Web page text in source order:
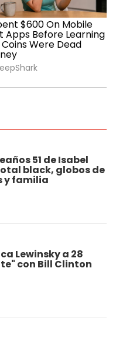
51 de Isabel
black, globos de
y familia
Lewinsky a 28
con Bill Clinton